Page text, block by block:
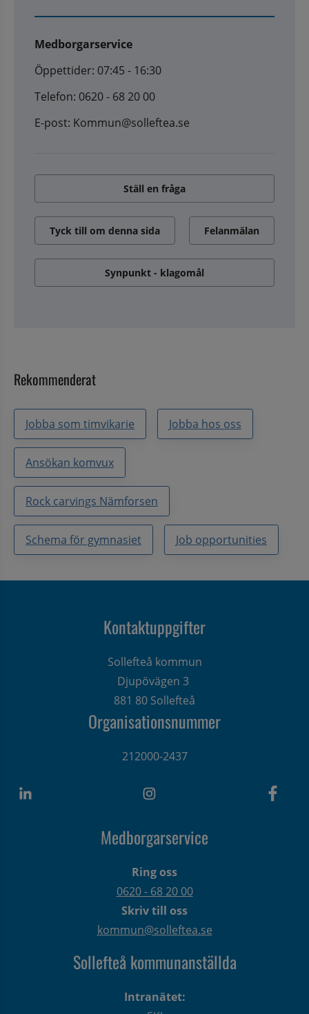
Medborgarservice
Öppettider: 07:45 - 16:30
Telefon: 0620 - 68 20 00
E-post: Kommun@solleftea.se
Ställ en fråga
Tyck till om denna sida Felanmälan
Synpunkt - klagomål
Rekommenderat
Jobba som timvikarie Jobba hos oss
Ansökan komvux
Rock carvings Nämforsen
Schema för gymnasiet Job opportunities
Kontaktuppgifter
Sollefteå kommun
Djupövägen 3
881 80 Sollefteå
Organisationsnummer
212000-2437
Medborgarservice
Ring oss
0620 - 68 20 00
Skriv till oss
kommun@solleftea.se
Sollefteå kommunanställda
Intranätet: